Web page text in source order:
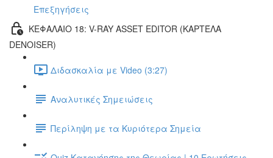
Επεξηγήσεις
ΚΕΦΑΛΑΙΟ 18: V-RAY ASSET EDITOR (ΚΑΡΤΈΛΑ
DENOISER)
Διδασκαλία με Video (3:27)
Αναλυτικές Σημειώσεις
Περίληψη με τα Κυριότερα Σημεία